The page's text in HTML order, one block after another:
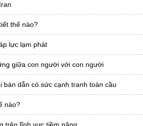
thế nào?
lực lạm phát
giữa con người với con người
bán dẫn có sức cạnh tranh toàn cầu
nào?